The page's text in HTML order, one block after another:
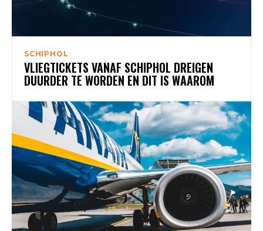
SCHIPHOL
VLIEGTICKETS VANAF SCHIPHOL DREIGEN
DUURDER TE WORDEN EN DIT IS WAAROM